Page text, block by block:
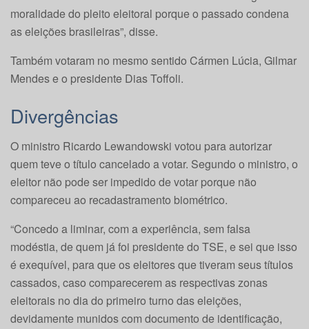
moralidade do pleito eleitoral porque o passado condena
as eleições brasileiras”, disse.
Também votaram no mesmo sentido Cármen Lúcia, Gilmar
Mendes e o presidente Dias Toffoli.
Divergências
O ministro Ricardo Lewandowski votou para autorizar
quem teve o título cancelado a votar. Segundo o ministro, o
eleitor não pode ser impedido de votar porque não
compareceu ao recadastramento biométrico.
“Concedo a liminar, com a experiência, sem falsa
modéstia, de quem já foi presidente do TSE, e sei que isso
é exequível, para que os eleitores que tiveram seus títulos
cassados, caso comparecerem as respectivas zonas
eleitorais no dia do primeiro turno das eleições,
devidamente munidos com documento de identificação,